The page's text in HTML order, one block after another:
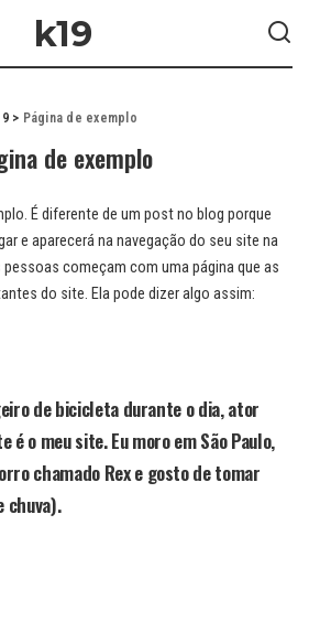
k19
> Página de exemplo
de exemplo
É diferente de um post no blog porque
e aparecerá na navegação do seu site na
começam com uma página que as
do site. Ela pode dizer algo assim:
de bicicleta durante o dia, ator
é o meu site. Eu moro em São Paulo,
chamado Rex e gosto de tomar
chuva).